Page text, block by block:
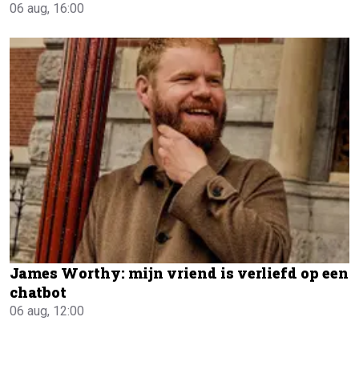
06 aug, 16:00
James Worthy: mijn vriend is verliefd op een
chatbot
06 aug, 12:00